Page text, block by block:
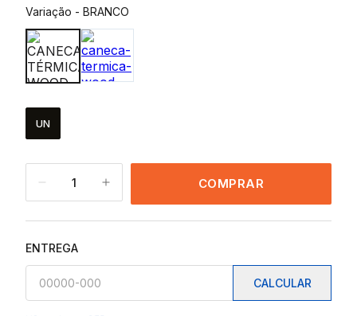
Variação - BRANCO
UN
1 COMPRAR
ENTREGA
CALCULAR